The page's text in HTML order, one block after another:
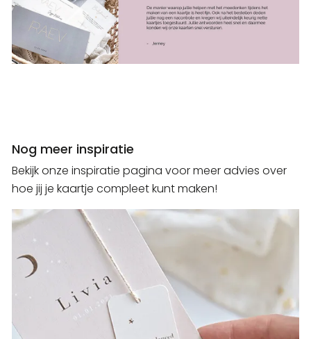
Nog meer inspiratie
Bekijk onze inspiratie pagina voor meer advies over
hoe jij je kaartje compleet kunt maken!